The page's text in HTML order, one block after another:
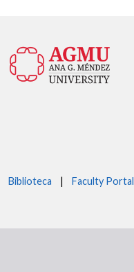
Biblioteca | Faculty Portal